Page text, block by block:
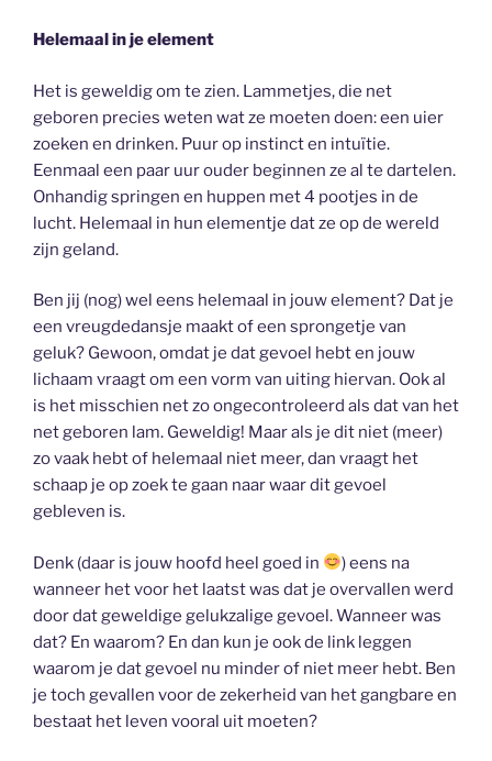
Helemaal in je element
Het is geweldig om te zien. Lammetjes, die net
geboren precies weten wat ze moeten doen: een uier
zoeken en drinken. Puur op instinct en intuïtie.
Eenmaal een paar uur ouder beginnen ze al te dartelen.
Onhandig springen en huppen met 4 pootjes in de
lucht. Helemaal in hun elementje dat ze op de wereld
zijn geland.
Ben jij (nog) wel eens helemaal in jouw element? Dat je
een vreugdedansje maakt of een sprongetje van
geluk? Gewoon, omdat je dat gevoel hebt en jouw
lichaam vraagt om een vorm van uiting hiervan. Ook al
is het misschien net zo ongecontroleerd als dat van het
net geboren lam. Geweldig! Maar als je dit niet (meer)
zo vaak hebt of helemaal niet meer, dan vraagt het
schaap je op zoek te gaan naar waar dit gevoel
gebleven is.
Denk (daar is jouw hoofd heel goed in
) eens na
wanneer het voor het laatst was dat je overvallen werd
door dat geweldige gelukzalige gevoel. Wanneer was
dat? En waarom? En dan kun je ook de link leggen
waarom je dat gevoel nu minder of niet meer hebt. Ben
je toch gevallen voor de zekerheid van het gangbare en
bestaat het leven vooral uit moeten?